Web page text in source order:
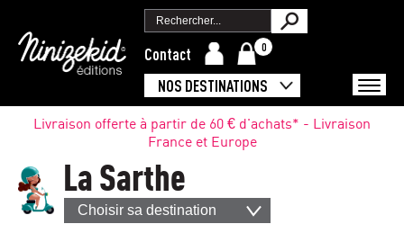
Contact 0
NOS DESTINATIONS
Livraison offerte à partir de 60 € d'achats* - Livraison
France et Europe
La Sarthe
Choisir sa destination